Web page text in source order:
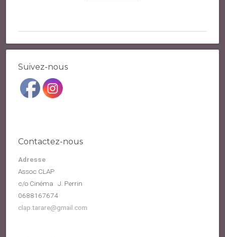
Suivez-nous
Contactez-nous
Adresse
Assoc CLAP
c/o Cinéma J. Perrin
0688167674
clap.tarare@gmail.com